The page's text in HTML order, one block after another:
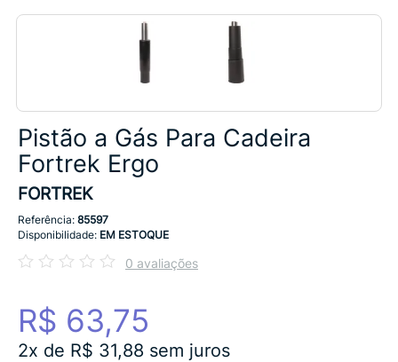
Pistão a Gás Para Cadeira
Fortrek Ergo
FORTREK
Referência: 85597
Disponibilidade: EM ESTOQUE
0 avaliações
R$ 63,75
2x de R$ 31,88 sem juros